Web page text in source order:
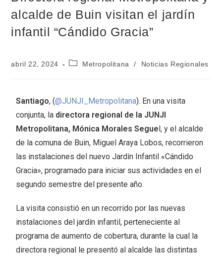
alcalde de Buin visitan el jardín
infantil “Cándido Gracia”
abril 22, 2024 Metropolitana / Noticias Regionales
Santiago, (@JUNJI_Metropolitana). En una visita
conjunta, la directora regional de la JUNJI
Metropolitana, Mónica Morales Seguel, y el alcalde
de la comuna de Buin, Miguel Araya Lobos, recorrieron
las instalaciones del nuevo Jardín Infantil «Cándido
Gracia», programado para iniciar sus actividades en el
segundo semestre del presente año.
La visita consistió en un recorrido por las nuevas
instalaciones del jardín infantil, perteneciente al
programa de aumento de cobertura, durante la cual la
directora regional le presentó al alcalde las distintas